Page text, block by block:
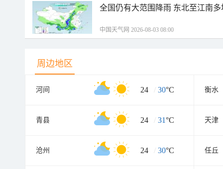
全国仍有大范围降雨 东北至江南
中国天气网 2026-08-03 08:00
周边地区
河间 24 / 30°C 衡水
青县 24 / 31°C 天津
沧州 24 / 30°C 任丘